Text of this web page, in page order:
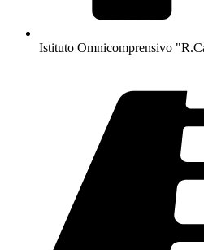
Istituto Omnicomprensivo